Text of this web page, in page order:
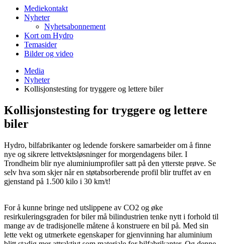
Mediekontakt
Nyheter
Nyhetsabonnement
Kort om Hydro
Temasider
Bilder og video
Media
Nyheter
Kollisjonstesting for tryggere og lettere biler
Kollisjonstesting for tryggere og lettere
biler
Hydro, bilfabrikanter og ledende forskere samarbeider om å finne
nye og sikrere lettvektsløsninger for morgendagens biler. I
Trondheim blir nye aluminiumprofiler satt på den ytterste prøve. Se
selv hva som skjer når en støtabsorberende profil blir truffet av en
gjenstand på 1.500 kilo i 30 km/t!
For å kunne bringe ned utslippene av CO2 og øke
resirkuleringsgraden for biler må bilindustrien tenke nytt i forhold til
mange av de tradisjonelle måtene å konstruere en bil på. Med sin
lette vekt og utmerkete egenskaper for gjenvinning har aluminium